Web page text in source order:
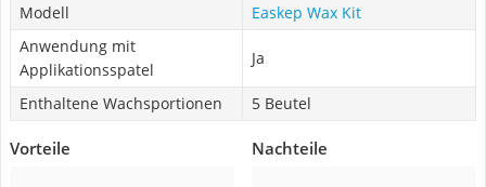
Modell
Easkep Wax Kit
Anwendung mit
Applikationsspatel
Ja
Enthaltene Wachsportionen 5 Beutel
Vorteile Nachteile